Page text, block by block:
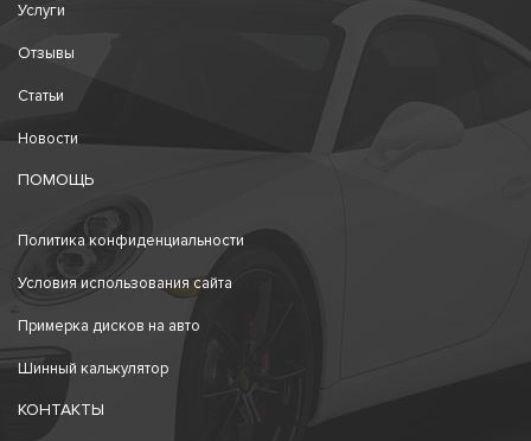
Услуги
Отзывы
Статьи
Новости
ПОМОЩЬ
Политика конфиденциальности
Условия использования сайта
Примерка дисков на авто
Шинный калькулятор
КОНТАКТЫ